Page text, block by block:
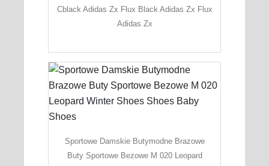
Cblack Adidas Zx Flux Black Adidas Zx Flux
Adidas Zx
Sportowe Damskie Butymodne Brazowe
Buty Sportowe Bezowe M 020 Leopard